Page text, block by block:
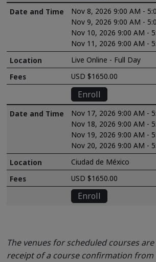
Nov 8, 2026 9:00 AM -
Nov 9, 2026 9:00 AM -
Nov 10, 2026 9:00 AM -
Nov 11, 2026 9:00 AM -
Live Online - Full Day
USD $1650.00
Enroll
Nov 17, 2026 9:00 AM -
Nov 18, 2026 9:00 AM -
Nov 19, 2026 9:00 AM -
Nov 20, 2026 9:00 AM -
Ciudad de México
USD $1650.00
Enroll
The venues for scheduled courses
receipt of a course confirmation from